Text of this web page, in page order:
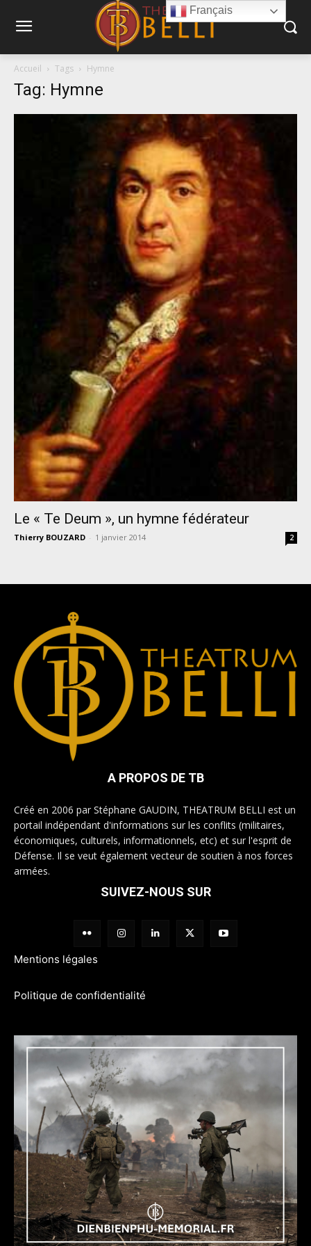
Accueil Tags Hymne
Tag: Hymne
Le « Te Deum », un hymne fédérateur
Thierry BOUZARD - 1 janvier 2014 2
A PROPOS DE TB
Créé en 2006 par Stéphane GAUDIN, THEATRUM BELLI est un
portail indépendant d'informations sur les conflits (militaires,
économiques, culturels, informationnels, etc) et sur l'esprit de
Défense. Il se veut également vecteur de soutien à nos forces
armées.
SUIVEZ-NOUS SUR
Mentions légales
Politique de confidentialité
Français